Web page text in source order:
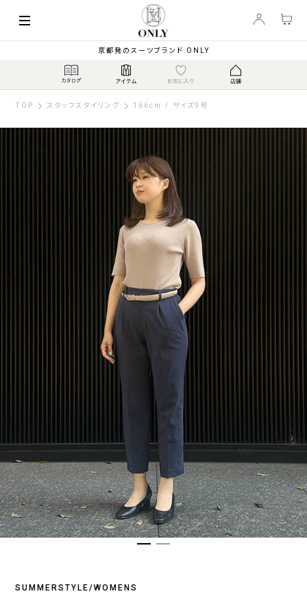
京都発のスーツブランド ONLY
TOP スタッフスタイリング 166cm / サイズ9号
SUMMERSTYLE/WOMENS